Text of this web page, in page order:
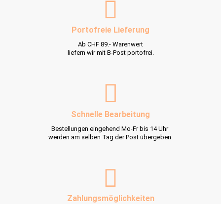
Portofreie Lieferung
Ab CHF 89.- Warenwert
liefern wir mit B-Post portofrei.
Schnelle Bearbeitung
Bestellungen eingehend Mo-Fr bis 14 Uhr
werden am selben Tag der Post übergeben.
Zahlungsmöglichkeiten